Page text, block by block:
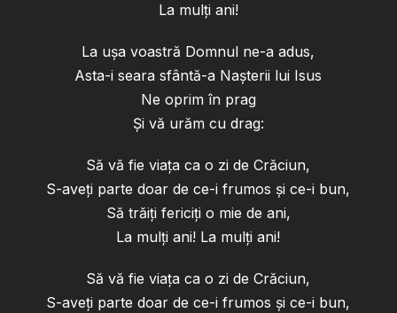
La mulţi ani!
La uşa voastră Domnul ne-a adus,
Asta-i seara sfântă-a Naşterii lui Isus
Ne oprim în prag
Şi vă urăm cu drag:
Să vă fie viaţa ca o zi de Crăciun,
S-aveţi parte doar de ce-i frumos şi ce-i bun,
Să trăiţi fericiţi o mie de ani,
La mulţi ani! La mulţi ani!
Să vă fie viaţa ca o zi de Crăciun,
S-aveţi parte doar de ce-i frumos şi ce-i bun,